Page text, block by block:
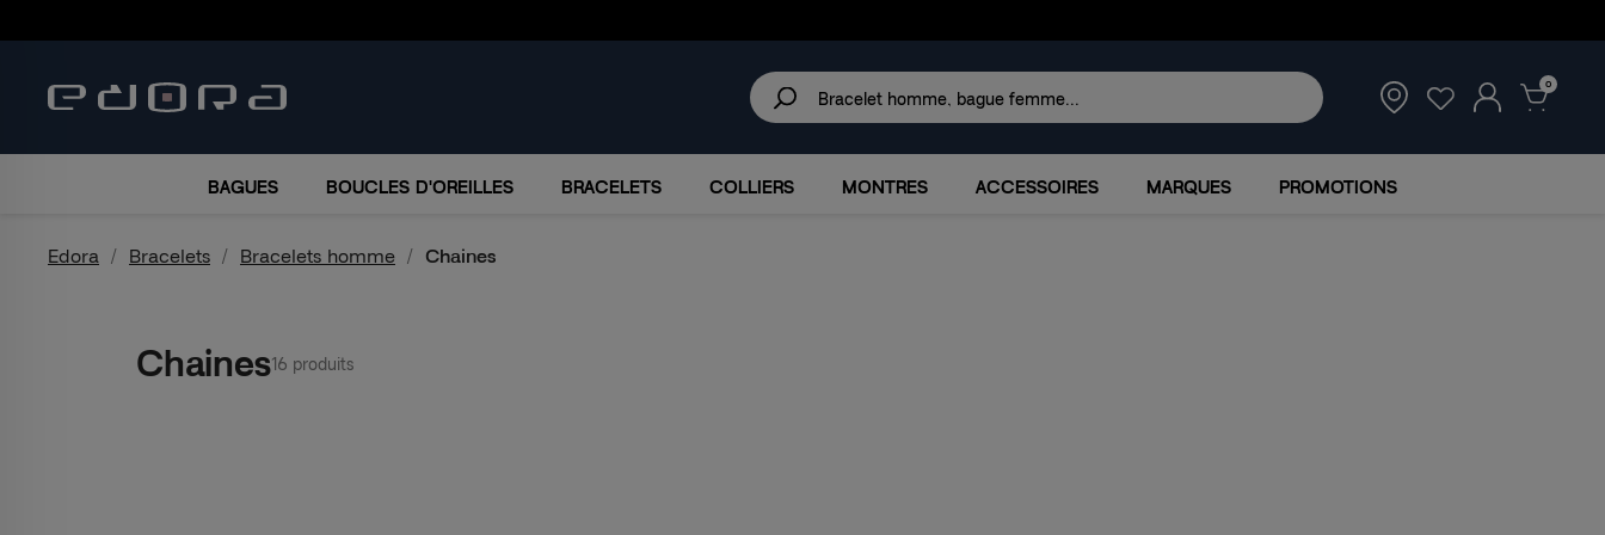
BRACELETS COLLIERS PROMOTIONS
0
BAGUES BOUCLES D'OREILLES BRACELETS COLLIERS MONTRES ACCESSOIRES MARQUES PROMOTIONS
Edora Bracelets Bracelets homme Chaines
Chaines16 produits